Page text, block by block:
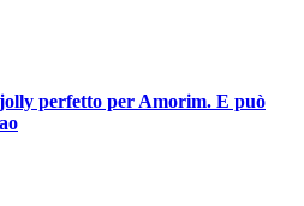
perfetto per Amorim. E può